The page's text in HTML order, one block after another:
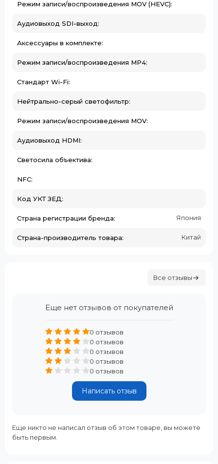
Режим записи/воспроизведения MOV (HEVC):
Аудиовыход SDI-выход:
Аксессуары в комплекте:
Режим записи/воспроизведения MP4:
Стандарт Wi-Fi:
Нейтрально-серый светофильтр:
Режим записи/воспроизведения MOV:
Аудиовыход HDMI:
Светосила объектива:
NFC:
Код УКТ ЗЕД:
Страна регистрации бренда: Япония
Страна-производитель товара: Китай
Все отзывы
Еще нет отзывов от покупателей
0 отзывов
0 отзывов
0 отзывов
0 отзывов
0 отзывов
Написать отзыв
Еще никто не написал отзыв об этом товаре, вы можете
быть первым.